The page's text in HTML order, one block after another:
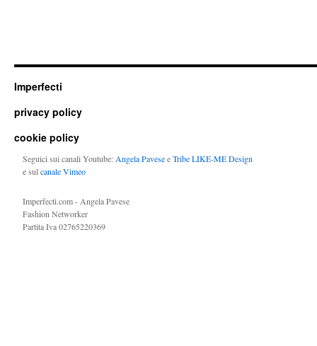
Imperfecti
privacy policy
cookie policy
Seguici sui canali Youtube: Angela PaveseeTribe LIKE-ME Design
e sulcanale Vimeo
Imperfecti.com - Angela Pavese
Fashion Networker
Partita Iva 02765220369